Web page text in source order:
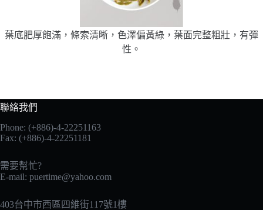
葉底肥厚飽滿，條索清晰，色澤偏黃綠，葉面完整粗壯，有彈
性。
聯絡我們
Phone: (+886)-4-22251163
Fax: (+886)-4-22251181
需要幫忙?
E-mail: puertime@yahoo.com
403台中市西區四維街117號1樓